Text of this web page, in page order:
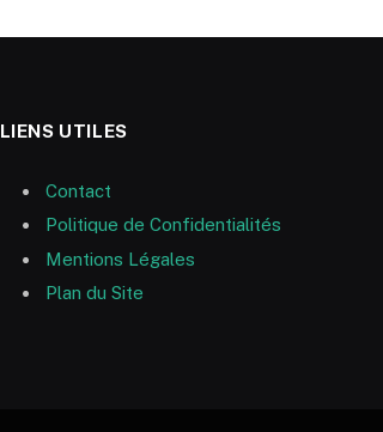
LIENS UTILES
Contact
Politique de Confidentialités
Mentions Légales
Plan du Site